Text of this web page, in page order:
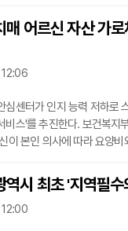
터는 체외진단의료기기의
프라 역할을 맡는다. 그동안
문인력
매 어르신 자산 가
심센터가 인지 능력 저하로
비스'를 추진한다. 보건복지
이 본인 의사에 따라 요양
맞춘다. 서비스 희망자가
재산을 위탁받아 관리하
역시 최초 '지역필